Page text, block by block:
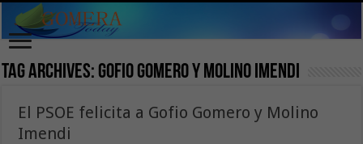
Tag Archives: Gofio Gomero y Molino Imendi
El PSOE felicita a Gofio Gomero y Molino
Imendi